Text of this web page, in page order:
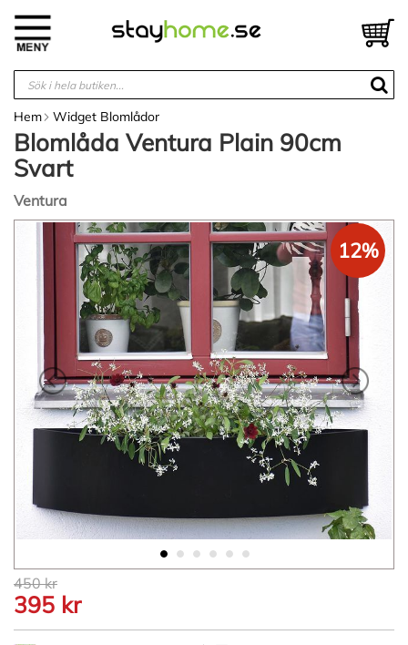
innehållet
Hem Widget Blomlådor
Blomlåda Ventura Plain 90cm
Svart
Ventura
Hoppa
slutet
Hoppa
till
början
av
12%
450 kr
395 kr